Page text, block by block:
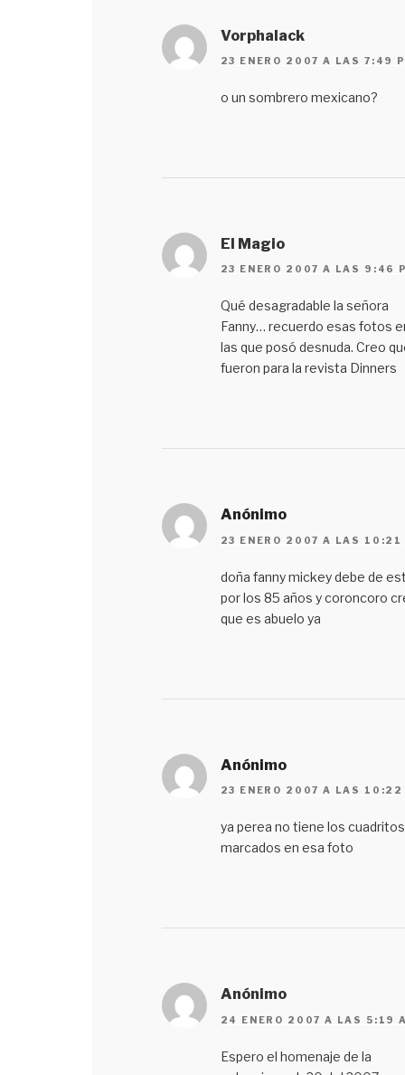
Vorphalack
23 ENERO 2007 A LAS 7:49
o un sombrero mexicano?
El Magio
23 ENERO 2007 A LAS 9:46
Qué desagradable la señora
Fanny… recuerdo esas fotos
las que posó desnuda. Creo
fueron para la revista Dinners
Anónimo
23 ENERO 2007 A LAS 10:21
doña fanny mickey debe de
por los 85 años y coroncoro
que es abuelo ya
Anónimo
23 ENERO 2007 A LAS 10:22
ya perea no tiene los cuadritos
marcados en esa foto
Anónimo
24 ENERO 2007 A LAS 5:19
Espero el homenaje de la